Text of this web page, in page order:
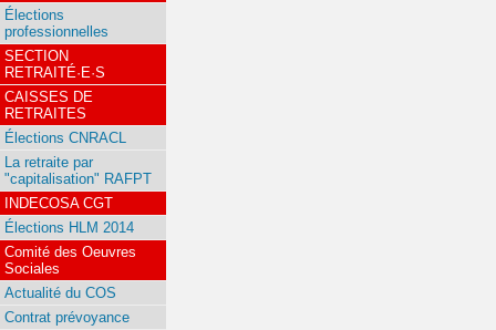
Élections
professionnelles
SECTION
RETRAITÉ·E·S
CAISSES DE
RETRAITES
Élections CNRACL
La retraite par
"capitalisation" RAFPT
INDECOSA CGT
Élections HLM 2014
Comité des Oeuvres
Sociales
Actualité du COS
Contrat prévoyance